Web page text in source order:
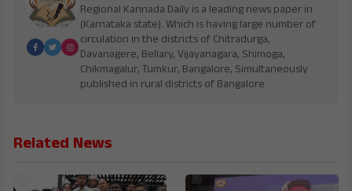
Regional Kannada Daily is a leading news paper in
(Karnataka state). Which is having large number of
circulation in the districts of Chitradurga,
Davanagere, Bellary, Vijayanagara, Shimoga,
Chikmagalur, Tumkur, Bangalore, Simultaneously
published in rural districts of Bangalore
Related News